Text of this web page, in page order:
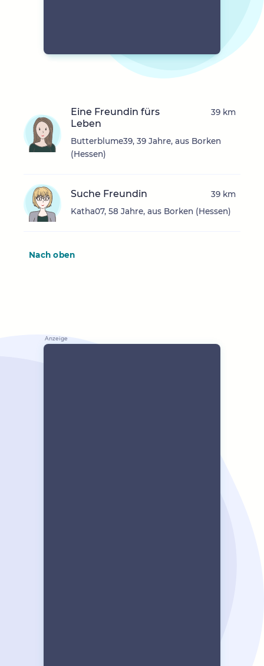
Eine Freundin fürs
Leben
Butterblume39, 39 Jahre, aus Borken
(Hessen)
39 km
Suche Freundin
Katha07, 58 Jahre, aus Borken (Hessen)
39 km
Nach oben